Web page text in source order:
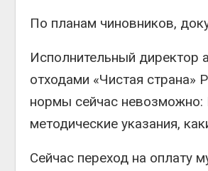
По планам чиновников,
Исполнительный директор
отходами «Чистая страна»
нормы сейчас невозможно:
методические указания,
Сейчас переход на оплату